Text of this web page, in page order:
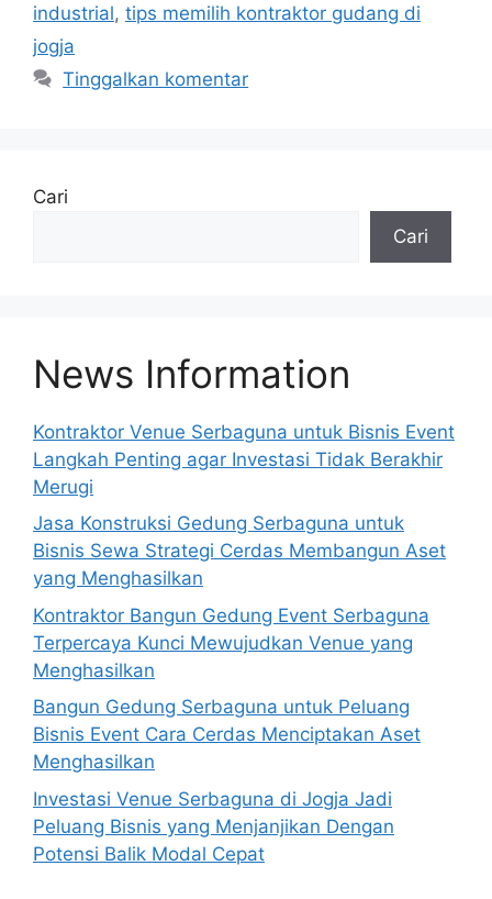
industrial, tips memilih kontraktor gudang di
jogja
Tinggalkan komentar
Cari
Cari
News Information
Kontraktor Venue Serbaguna untuk Bisnis Event
Langkah Penting agar Investasi Tidak Berakhir
Merugi
Jasa Konstruksi Gedung Serbaguna untuk
Bisnis Sewa Strategi Cerdas Membangun Aset
yang Menghasilkan
Kontraktor Bangun Gedung Event Serbaguna
Terpercaya Kunci Mewujudkan Venue yang
Menghasilkan
Bangun Gedung Serbaguna untuk Peluang
Bisnis Event Cara Cerdas Menciptakan Aset
Menghasilkan
Investasi Venue Serbaguna di Jogja Jadi
Peluang Bisnis yang Menjanjikan Dengan
Potensi Balik Modal Cepat